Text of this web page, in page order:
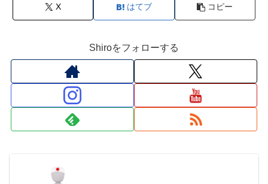
X はてブ コピー
Shiroをフォローする